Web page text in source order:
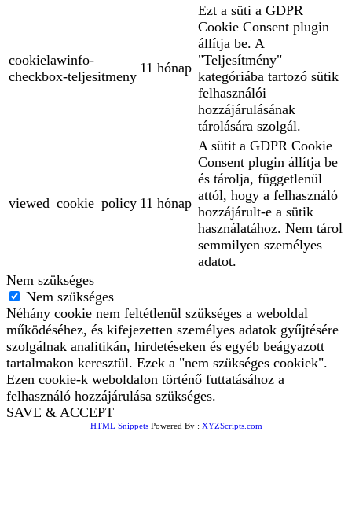
cookielawinfo-
checkbox-teljesitmeny
11 hónap
Ezt a süti a GDPR
Cookie Consent plugin
állítja be. A
"Teljesítmény"
kategóriába tartozó sütik
felhasználói
hozzájárulásának
tárolására szolgál.
viewed_cookie_policy 11 hónap
A sütit a GDPR Cookie
Consent plugin állítja be
és tárolja, függetlenül
attól, hogy a felhasználó
hozzájárult-e a sütik
használatához. Nem tárol
semmilyen személyes
adatot.
Nem szükséges
Nem szükséges
Néhány cookie nem feltétlenül szükséges a weboldal
működéséhez, és kifejezetten személyes adatok gyűjtésére
szolgálnak analitikán, hirdetéseken és egyéb beágyazott
tartalmakon keresztül. Ezek a "nem szükséges cookiek".
Ezen cookie-k weboldalon történő futtatásához a
felhasználó hozzájárulása szükséges.
SAVE & ACCEPT
HTML SnippetsPowered By : XYZScripts.com